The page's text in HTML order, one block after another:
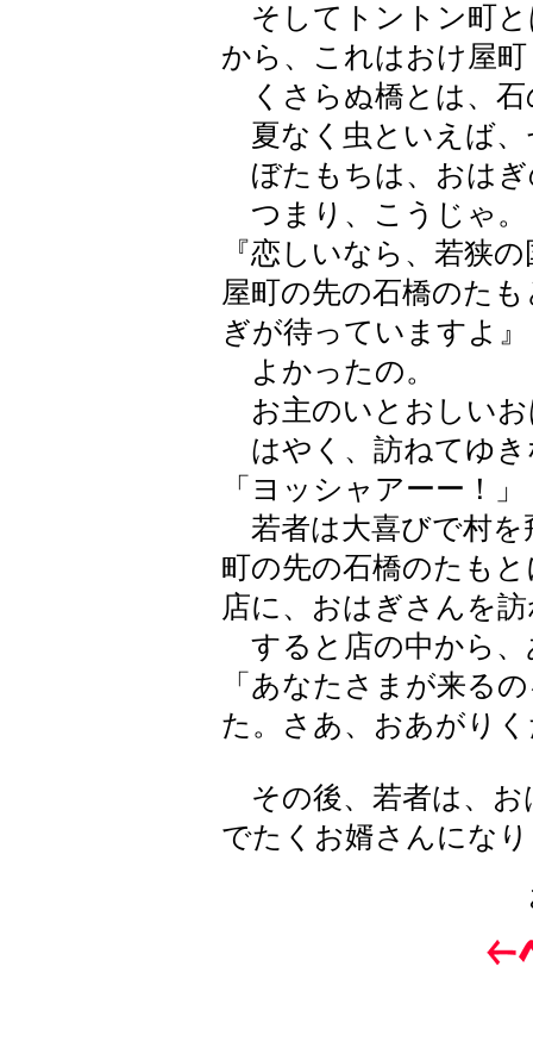
そしてトントン町と
から、これはおけ屋
くさらぬ橋とは、石
夏なく虫といえば、
ぼたもちは、おはぎ
つまり、こうじゃ。
『恋しいなら、若狭
屋町の先の石橋のた
ぎが待っていますよ』
よかったの。
お主のいとおしいお
はやく、訪ねてゆき
「ヨッシャアーー！」
若者は大喜びで村を
町の先の石橋のたも
店に、おはぎさんを
すると店の中から、
「あなたさまが来る
た。さあ、おあがり
その後、若者は、お
でたくお婿さんにな